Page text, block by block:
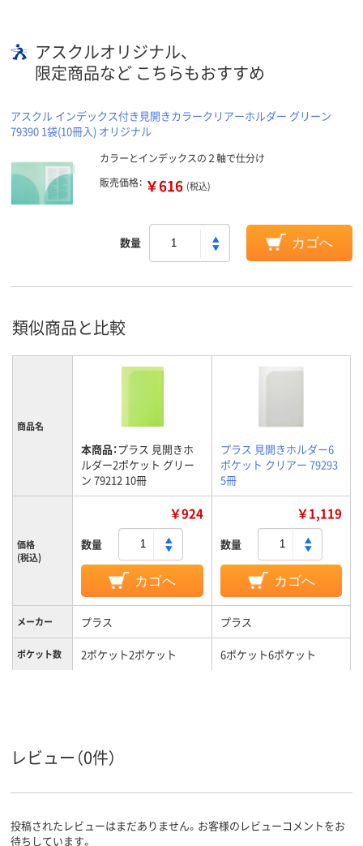
アスクルオリジナル、
限定商品など こちらもおすすめ
アスクル インデックス付き見開きカラークリアーホルダー グリーン
79390 1袋(10冊入) オリジナル
カラーとインデックスの２軸で仕分け
販売価格： ￥616 (税込)
数量 カゴへ
類似商品と比較
商品名
本商品：プラス 見開きホ
ルダー2ポケット グリー
ン 79212 10冊
プラス 見開きホルダー6
ポケット クリアー 79293
5冊
価格
(税込)
￥924
数量
カゴへ
￥1,119
数量
カゴへ
メーカー プラス プラス
ポケット数 2ポケット2ポケット 6ポケット6ポケット
サイズ A4
向き タテ タテ
材質 再生PP40％ 再生PP40％
レビュー（0件）
投稿されたレビューはまだありません。お客様のレビューコメントをお
待ちしています。